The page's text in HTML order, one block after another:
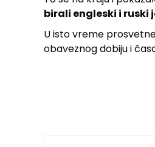
birali engleski i ruski
U isto vreme
obaveznog dobiju i